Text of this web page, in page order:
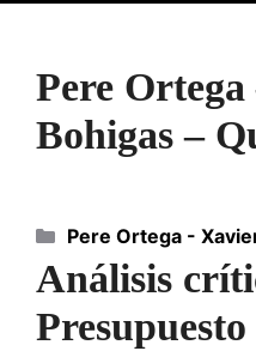
Pere
Bohigas –
Análisis
Categorías
Pere Ortega -